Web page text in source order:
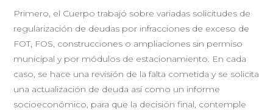
Primero, el Cuerpo trabajó sobre variadas solicitudes de
regularización de deudas por infracciones de exceso de
FOT, FOS, construcciones o ampliaciones sin permiso
municipal y por módulos de estacionamiento. En cada
caso, se hace una revisión de la falta cometida y se solicita
una actualización de deuda así como un informe
socioeconómico, para que la decisión final, contemple